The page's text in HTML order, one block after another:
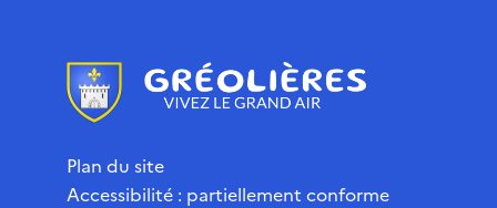
Plan du site
Accessibilité : partiellement conforme